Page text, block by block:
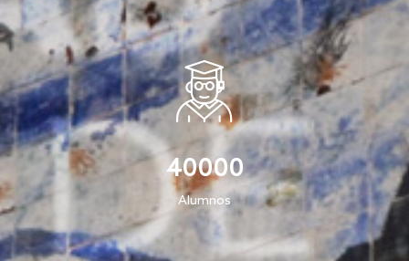
40000
Alumnos